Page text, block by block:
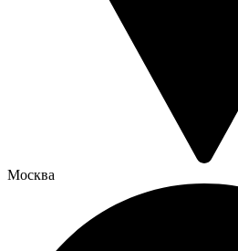
Москва